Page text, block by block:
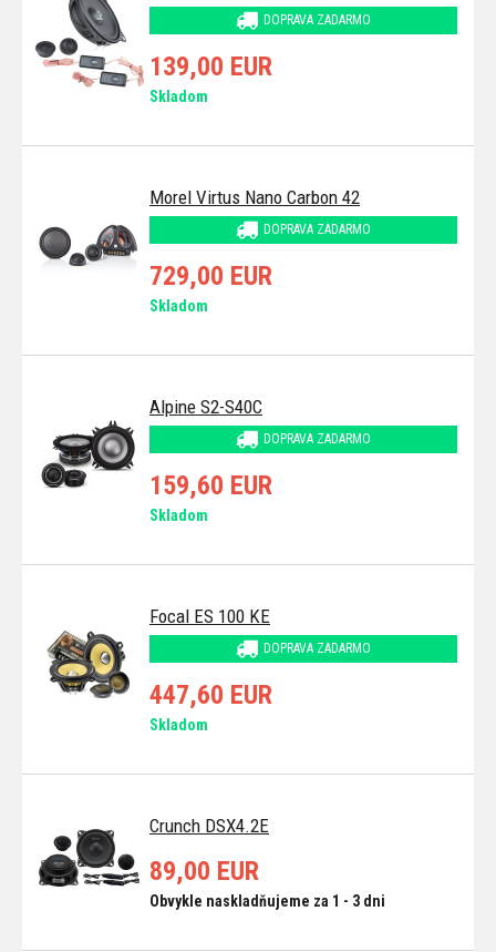
DOPRAVA ZADARMO
139,00 EUR
Skladom
Morel Virtus Nano Carbon 42
DOPRAVA ZADARMO
729,00 EUR
Skladom
Alpine S2-S40C
DOPRAVA ZADARMO
159,60 EUR
Skladom
Focal ES 100 KE
DOPRAVA ZADARMO
447,60 EUR
Skladom
Crunch DSX4.2E
89,00 EUR
Obvykle naskladňujeme za 1 - 3 dni